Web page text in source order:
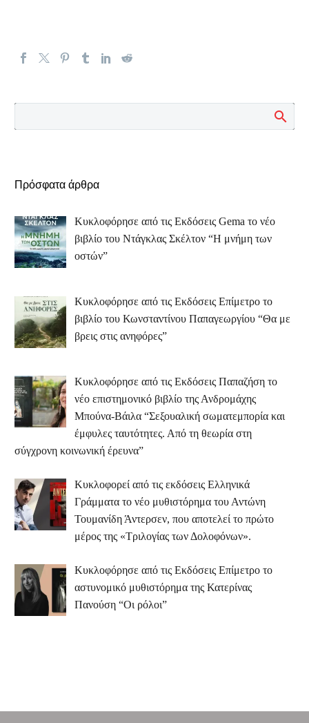
Πρόσφατα άρθρα
Κυκλοφόρησε από τις Εκδόσεις Gema το νέο
βιβλίο του Ντάγκλας Σκέλτον “Η μνήμη των
οστών”
Κυκλοφόρησε από τις Εκδόσεις Επίμετρο το
βιβλίο του Κωνσταντίνου Παπαγεωργίου “Θα με
βρεις στις ανηφόρες”
Κυκλοφόρησε από τις Εκδόσεις Παπαζήση το
νέο επιστημονικό βιβλίο της Ανδρομάχης
Μπούνα-Βάιλα “Σεξουαλική σωματεμπορία και
έμφυλες ταυτότητες. Από τη θεωρία στη
σύγχρονη κοινωνική έρευνα”
Κυκλοφορεί από τις εκδόσεις Ελληνικά
Γράμματα το νέο μυθιστόρημα του Αντώνη
Τουμανίδη Άντερσεν, που αποτελεί το πρώτο
μέρος της «Τριλογίας των Δολοφόνων».
Κυκλοφόρησε από τις Εκδόσεις Επίμετρο το
αστυνομικό μυθιστόρημα της Κατερίνας
Πανούση “Οι ρόλοι”